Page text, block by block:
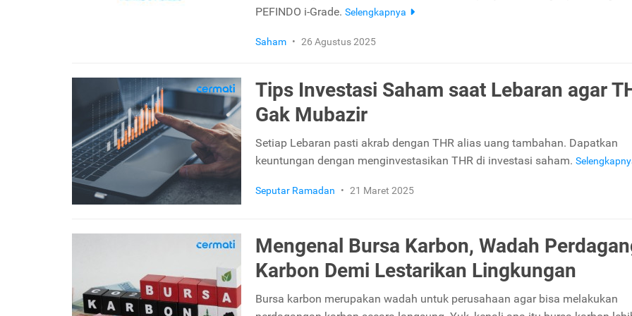
PEFINDO i-Grade. Selengkapnya
Saham • 26 Agustus 2025
Tips Investasi Saham saat Lebaran agar
Gak Mubazir
Setiap Lebaran pasti akrab dengan THR alias uang tambahan. Dapatkan
keuntungan dengan menginvestasikan THR di investasi saham.
Seputar Ramadan • 21 Maret 2025
Mengenal Bursa Karbon, Wadah
Karbon Demi Lestarikan Lingkungan
Bursa karbon merupakan wadah untuk perusahaan agar bisa melakukan